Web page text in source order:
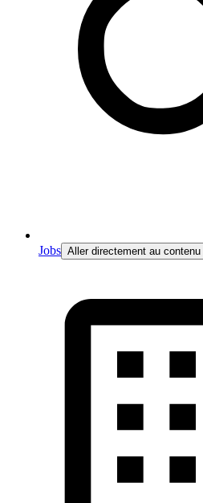
Jobs Aller directement au contenu